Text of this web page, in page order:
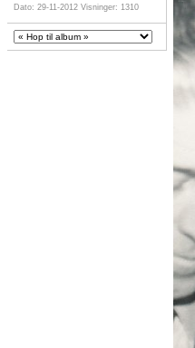
Dato: 29-11-2012 Visninger: 1310